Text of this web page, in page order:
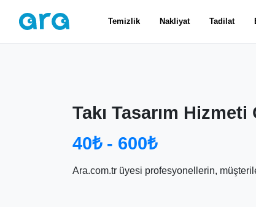
Temizlik Nakliyat Tadilat
Takı Tasarım
40₺ - 600₺
Ara.com.tr üyesi profesyonellerin,